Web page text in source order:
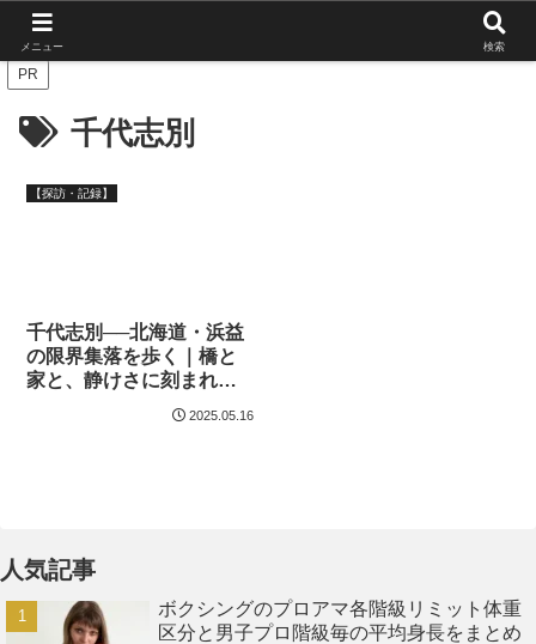
PR
千代志別
【探訪・記録】
千代志別──北海道・浜益
の限界集落を歩く｜橋と
家と、静けさに刻まれた
2025.05.16
人気記事
ボクシングのプロアマ各階級リミット体重
区分と男子プロ階級毎の平均身長をまとめ
メニュー 検索